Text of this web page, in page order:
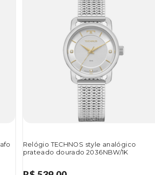
Relógio TECHNOS style analógico
prateado dourado 2036NBW/1K